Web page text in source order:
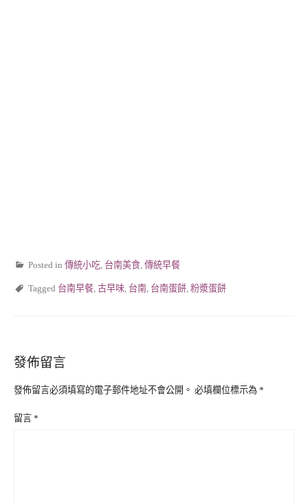
Posted in 傳統小吃 台南美食 傳統早餐
Tagged 台南早餐 古早味 台南 台南蛋餅 粉漿蛋餅
發佈留言
發佈留言必須填寫的電子郵件地址不會公開。 必填欄位標示為 *
留言 *